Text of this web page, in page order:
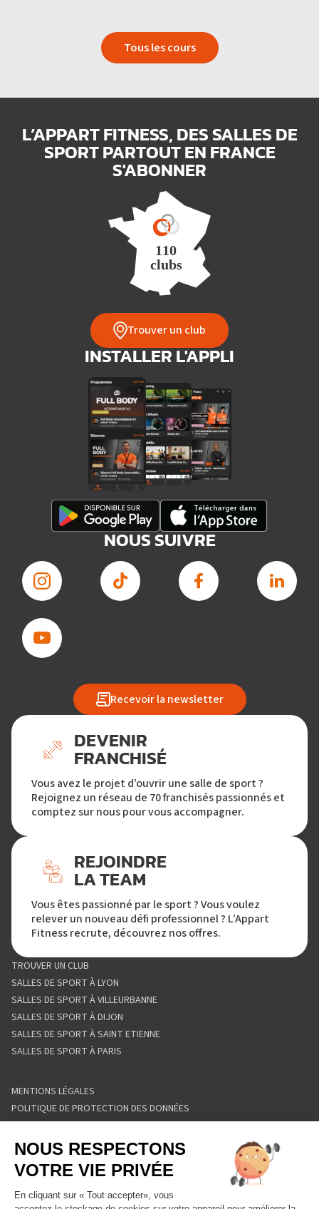
Tous les cours
L’APPART FITNESS, DES SALLES DE
SPORT PARTOUT EN FRANCE
S'ABONNER
Trouver un club
INSTALLER L'APPLI
NOUS SUIVRE
Recevoir la newsletter
DEVENIR
FRANCHISÉ
Vous avez le projet d’ouvrir une salle de sport ?
Rejoignez un réseau de 70 franchisés passionnés et
comptez sur nous pour vous accompagner.
REJOINDRE
LA TEAM
Vous êtes passionné par le sport ? Vous voulez
relever un nouveau défi professionnel ? L’Appart
Fitness recrute, découvrez nos offres.
TROUVER UN CLUB
SALLES DE SPORT À LYON
SALLES DE SPORT À VILLEURBANNE
SALLES DE SPORT À DIJON
SALLES DE SPORT À SAINT ETIENNE
SALLES DE SPORT À PARIS
MENTIONS LÉGALES
POLITIQUE DE PROTECTION DES DONNÉES
POLITIQUE COOKIES
CONDITIONS GÉNÉRALES DE VENTE
RÈGLEMENT INTÉRIEUR
FORMULAIRE DE RETRACTATION
FORMULAIRE DE RÉSILIATION